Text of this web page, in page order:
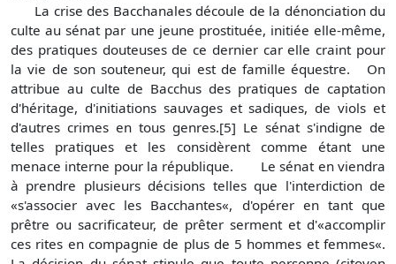
La crise des Bacchanales découle de la dénonciation du
culte au sénat par une jeune prostituée, initiée elle-même,
des pratiques douteuses de ce dernier car elle craint pour
la vie de son souteneur, qui est de famille équestre. On
attribue au culte de Bacchus des pratiques de captation
d'héritage, d'initiations sauvages et sadiques, de viols et
d'autres crimes en tous genres.[5] Le sénat s'indigne de
telles pratiques et les considèrent comme étant une
menace interne pour la république. Le sénat en viendra
à prendre plusieurs décisions telles que l'interdiction de
«s'associer avec les Bacchantes«, d'opérer en tant que
prêtre ou sacrificateur, de prêter serment et d'«accomplir
ces rites en compagnie de plus de 5 hommes et femmes«.